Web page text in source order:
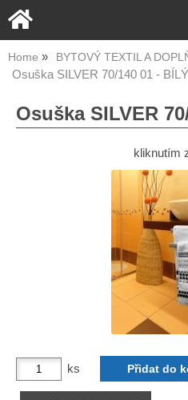
Home BYTOVÝ TEXTIL A
Osuška SILVER 70/140 01 - BÍLÝ
Osuška SILVER
kliknutím
ks